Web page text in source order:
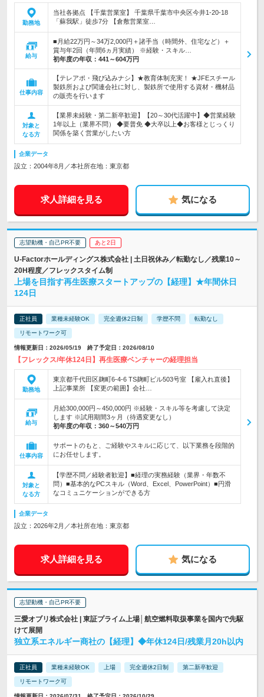
勤務地
当社各拠点 【千葉営業室】 千葉県千葉市中央区今井1-20-18
「蘇我駅」徒歩7分 【倉敷営業室…
給与
■月給22万円～34万2,000円＋諸手当（時間外、住宅など）＋
賞与年2回（年間6ヵ月実績） ※経験・スキル…
初年度の年収： 441～604万円
仕事内容
【テレアポ・飛び込みナシ】★教育体制充実！ ★JFEスチール
製鉄所および関連会社に対し、製鉄所で使用する資材・機材品
の販売を行います
対象と
なる方
【業界未経験・第二新卒歓迎】【20～30代活躍中】◆営業経験
1年以上（業界不問） ◆要普免 ◆大卒以上◆お客様とじっくり
関係を築く営業がしたい方
企業データ
設立：2004年8月／本社所在地：東京都
求人詳細を見る 気になる
志望動機・自己PR不要 あと2日
U-Factorホールディングス株式会社 | 土日祝休み／転勤なし／残業10～
20H程度／フレックスタイム制
上場を目指す再生医療スタートアップの【経理】★年間休日
124日
正社員 業種未経験OK 完全週休2日制 学歴不問 転勤なし
リモートワーク可
情報更新日：2026/05/19 終了予定日：2026/08/10
【フレックス/年休124日】再生医療ベンチャーの経理担当
勤務地
東京都千代田区麹町6-4-6 TS麹町ビル503号室 【雇入れ直後】
上記事業所 【変更の範囲】会社…
給与
月給300,000円～450,000円 ※経験・スキル等を考慮して決定
します ※試用期間3ヶ月（待遇変更なし）
初年度の年収： 360～540万円
仕事内容
サポートのもと、ご経験やスキルに応じて、以下業務を段階的
にお任せします。
対象と
なる方
【学歴不問／経験者歓迎】■経理の実務経験（業界・年数不
問）■基本的なPCスキル（Word、Excel、PowerPoint）■円滑
なコミュニケーションができる方
企業データ
設立：2026年2月／本社所在地：東京都
求人詳細を見る 気になる
志望動機・自己PR不要
三愛オブリ株式会社 | 東証プライム上場│航空燃料取扱事業を国内で先駆
けて展開
独立系エネルギー商社の【経理】◆年休124日/残業月20h以内
正社員 業種未経験OK 上場 完全週休2日制 第二新卒歓迎
リモートワーク可